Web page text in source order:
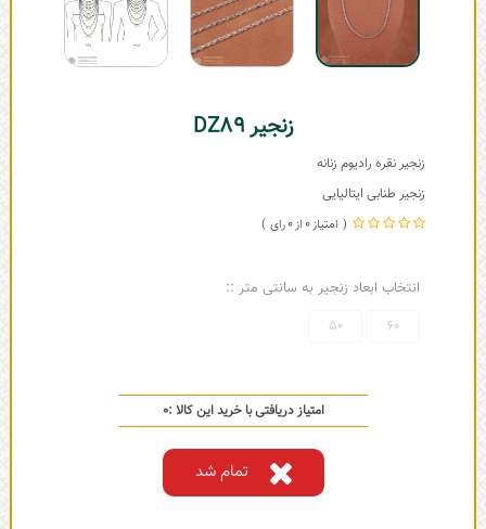
زنجیر DZ89
زنجیر نقره رادیوم زنانه
زنجیر طنابی ایتالیایی
0
0
انتخاب ابعاد زنجیر به سانتی متر ::
60
50
امتیاز دریافتی با خرید این کالا :0
تمام شد